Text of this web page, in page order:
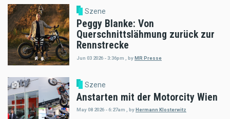
Szene
Peggy Blanke: Von
Querschnittslähmung zurück zur
Rennstrecke
Jun 03 2026 - 3:36pm byMR Presse
Szene
Anstarten mit der Motorcity Wien
May 08 2026 - 6:27am , byHermann Klosterwitz